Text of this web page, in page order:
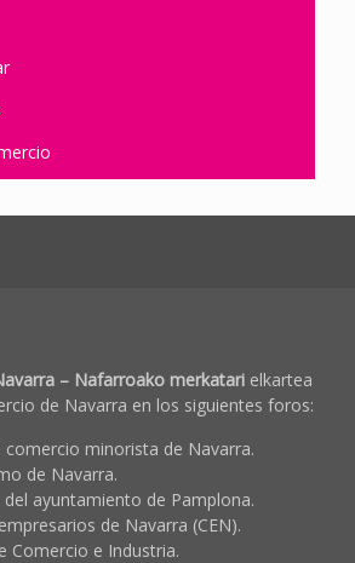
– Nafarroako merkatarielkartea
de Navarra en los siguientes foros:
minorista de Navarra.
de Navarra.
ayuntamiento de Pamplona.
de Navarra (CEN).
Comercio e Industria.